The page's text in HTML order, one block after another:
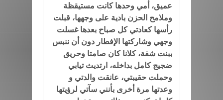
عميق، أمي وحدها كانت مستيقظة
وملامح الحزن بادية على وجهها، قبلت
رأسها كعادتي كل صباح بعدها غسلت
وجهي وشاركتها الإفطار دون أن ننبس
ببنت شفة، كلانا كان صامتا وحريق
ضجيج كامل بداخله، ارتديث تيابي
وحملت حقيبتي، عانقت والدتي و
وعدتها مرة أخرى بأنني سآتي لرؤيتها